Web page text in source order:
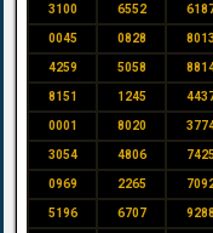
3100 6552
0045 0828 8013
4259 5058
8151 1245
0001 8020
3054 4806
0969 2265
5196 6707 9288